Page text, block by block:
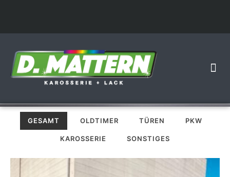
GESAMT OLDTIMER TÜREN PKW
KAROSSERIE SONSTIGES